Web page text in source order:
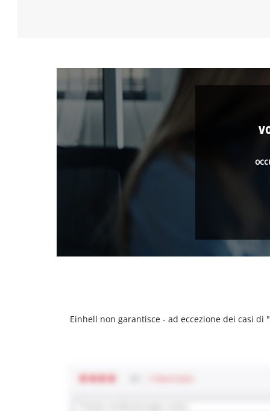
Einhell non garantisce - ad eccezione dei casi